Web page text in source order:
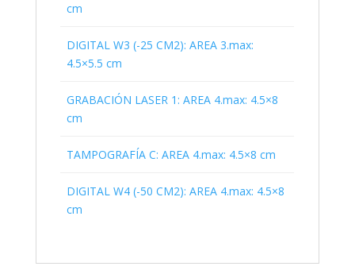
cm
DIGITAL W3 (-25 CM2): AREA 3.max:
4.5×5.5 cm
GRABACIÓN LASER 1: AREA 4.max: 4.5×8
cm
TAMPOGRAFÍA C: AREA 4.max: 4.5×8 cm
DIGITAL W4 (-50 CM2): AREA 4.max: 4.5×8
cm